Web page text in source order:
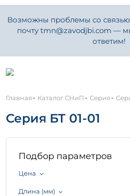
Возможны проблемы со связью.
почту tmn@zavodjbi.com —
ответим!
Главная- Каталог СНиП - Серия-
Серия БТ 01-01
Подбор параметров
Цена
Длина (мм)